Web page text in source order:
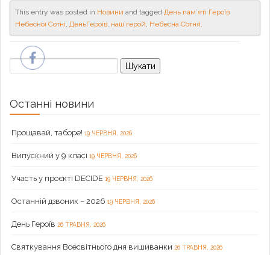
This entry was posted in Новини and tagged День памʼяті Героїв
Небесної Сотні, ДеньГероїв, наш герой, Небесна Сотня.
Пошук:
Останні новини
Прощавай, таборе! 19 ЧЕРВНЯ, 2026
Випускний у 9 класі 19 ЧЕРВНЯ, 2026
Участь у проєкті DECIDE 19 ЧЕРВНЯ, 2026
Останній дзвоник – 2026 19 ЧЕРВНЯ, 2026
День Героїв 26 ТРАВНЯ, 2026
Святкування Всесвітнього дня вишиванки 26 ТРАВНЯ, 2026